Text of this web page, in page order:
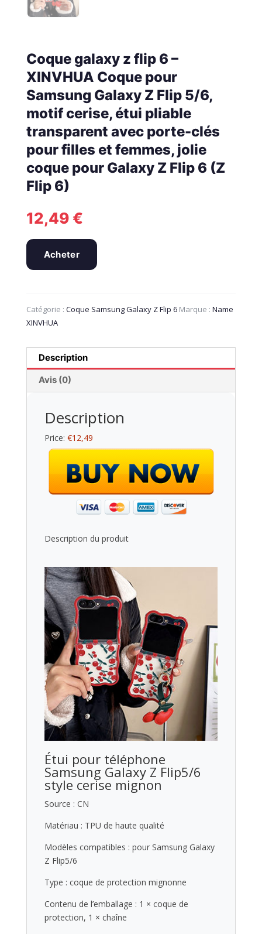
Coque galaxy z flip 6 –
XINVHUA Coque pour
Samsung Galaxy Z Flip 5/6,
motif cerise, étui pliable
transparent avec porte-clés
pour filles et femmes, jolie
coque pour Galaxy Z Flip 6 (Z
Flip 6)
12,49 €
Acheter
Catégorie : Coque Samsung Galaxy Z Flip 6 Marque : Name
XINVHUA
Description
Avis (0)
Description
Price: €12,49
Description du produit
Étui pour téléphone
Samsung Galaxy Z Flip5/6
style cerise mignon
Source : CN
Matériau : TPU de haute qualité
Modèles compatibles : pour Samsung Galaxy
Z Flip5/6
Type : coque de protection mignonne
Contenu de l’emballage : 1 × coque de
protection, 1 × chaîne